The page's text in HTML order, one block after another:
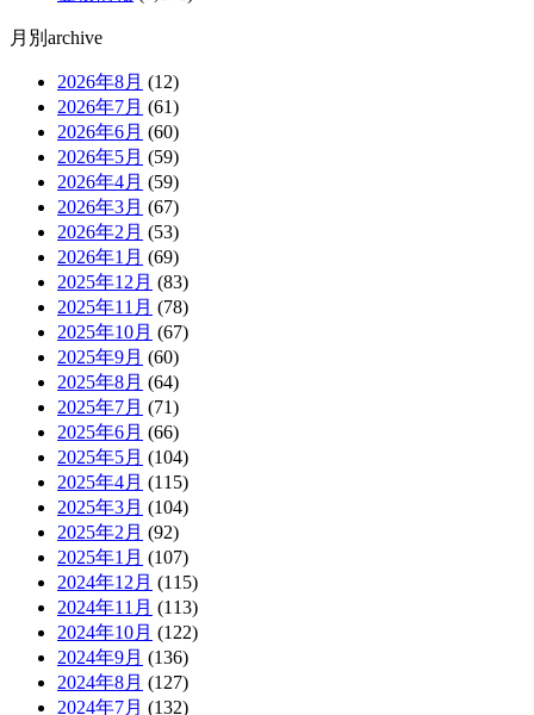
月別archive
2026年8月 (12)
2026年7月 (61)
2026年6月 (60)
2026年5月 (59)
2026年4月 (59)
2026年3月 (67)
2026年2月 (53)
2026年1月 (69)
2025年12月 (83)
2025年11月 (78)
2025年10月 (67)
2025年9月 (60)
2025年8月 (64)
2025年7月 (71)
2025年6月 (66)
2025年5月 (104)
2025年4月 (115)
2025年3月 (104)
2025年2月 (92)
2025年1月 (107)
2024年12月 (115)
2024年11月 (113)
2024年10月 (122)
2024年9月 (136)
2024年8月 (127)
2024年7月 (132)